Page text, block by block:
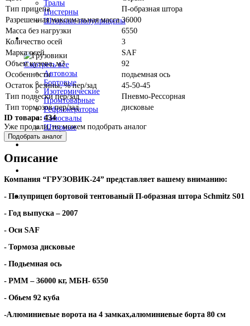
Тралы
Цистерны
Шторные полуприцепы
Грузовики
Смотреть все
Автовозы
Бортовые
Изотермические
Промтоварные
Рефрижераторы
Самосвалы
Шторные
Коммерческие авто
Спецтехника
Тип прицепа
П-образная штора
Разрешенная максимальная масса 36000
Масса без нагрузки
6550
Количество осей
3
Марка осей
SAF
Объем кузова, м3
92
Особенности
подьемная ось
Остаток резины, % пер/зад
45-50-45
Тип подвески пер/зад
Пневмо-Рессорная
Тип тормозов пер/зад
дисковые
ID товара:434
Уже продали, но можем подобрать аналог
Подобрать аналог
Описание
Компания “ГРУЗОВИК-24” представляет вашему вниманию:
- Полуприцеп бортовой тентованый П-образная штора Schmitz S01
- Год выпуска – 2007
- Оси SAF
- Тормоза дисковые
- Подьемная ось
- РММ – 36000 кг, МБН- 6550
- Обьем 92 куба
-Алюминиевые ворота на 4 замках,алюминиевые борта 80 см